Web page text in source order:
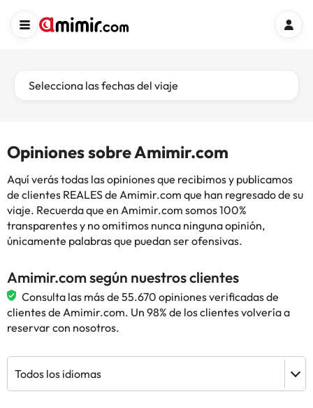
Selecciona las fechas del viaje
Opiniones sobre Amimir.com
Aquí verás todas las opiniones que recibimos y publicamos
de clientes REALES de Amimir.com que han regresado de su
viaje. Recuerda que en Amimir.com somos 100%
transparentes y no omitimos nunca ninguna opinión,
únicamente palabras que puedan ser ofensivas.
Amimir.com según nuestros clientes
Consulta las más de 55.670 opiniones verificadas de
clientes de Amimir.com. Un 98% de los clientes volvería a
reservar con nosotros.